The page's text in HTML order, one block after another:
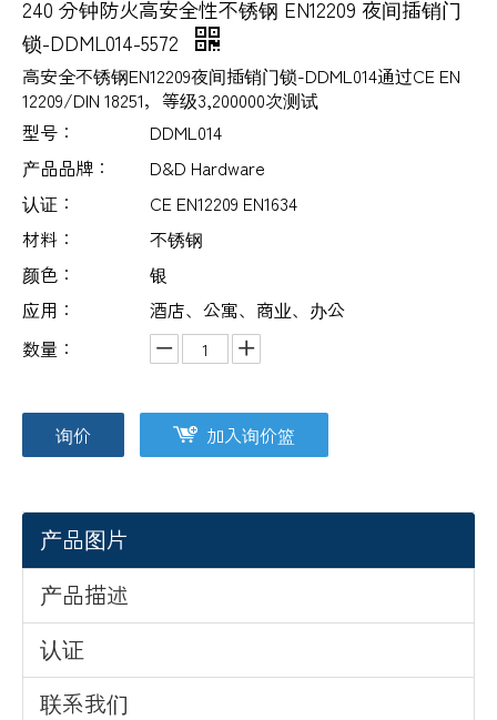
240 分钟防火高安全性不锈钢 EN12209 夜间插销门
锁-DDML014-5572
高安全不锈钢EN12209夜间插销门锁-DDML014通过CE EN
12209/DIN 18251，等级3,200000次测试
型号：
DDML014
产品品牌：
D&D Hardware
认证：
CE EN12209 EN1634
材料：
不锈钢
颜色：
银
应用：
酒店、公寓、商业、办公
数量：
询价 加入询价篮
产品图片
产品描述
认证
联系我们